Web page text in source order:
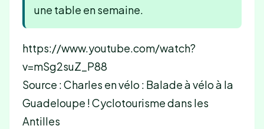
une table en semaine.
https://www.youtube.com/watch?
v=mSg2suZ_P88
Source : Charles en vélo : Balade à vélo à la
Guadeloupe ! Cyclotourisme dans les
Antilles